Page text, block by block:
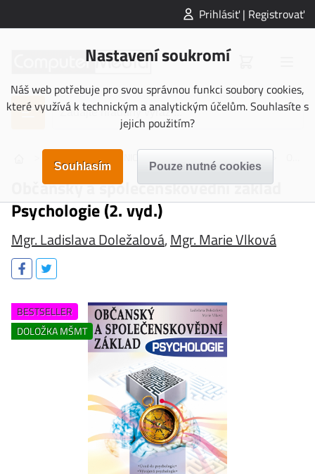
Prihlásiť | Registrovať
Nastavení soukromí
Náš web potřebuje pro svou správnou funkci soubory cookies,
které využívá k technickým a analytickým účelům. Souhlasíte s
jejich použitím?
> UČEBNICE
Občanský a společenskovědní základ
Psychologie (2. vyd.)
Mgr. Ladislava Doležalová,Mgr. Marie Vlková
BESTSELLER
DOLOŽKA MŠMT